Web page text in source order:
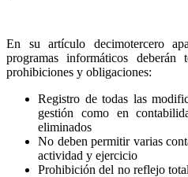
En su artículo decimotercero
programas informáticos
prohibiciones y obligaciones:
Registro de todas las
gestión como en
eliminados
No deben permitir varias
actividad y ejercicio
Prohibición del no reflejo